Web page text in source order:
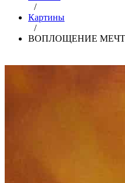
/
Картины
/
ВОПЛОЩЕНИЕ МЕЧТЫ